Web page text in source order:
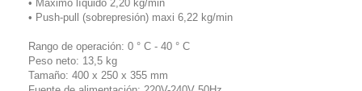
• Máximo líquido 2,20 kg/min
• Push-pull (sobrepresión) maxi 6,22 kg/min
Rango de operación: 0 ° C - 40 ° C
Peso neto: 13,5 kg
Tamaño: 400 x 250 x 355 mm